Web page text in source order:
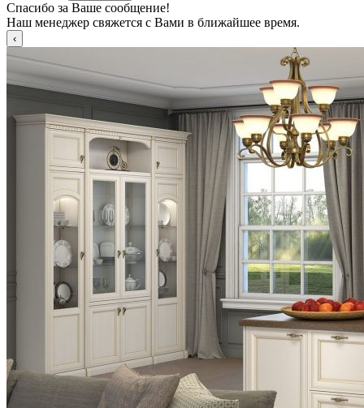
Спасибо за Ваше сообщение!
Наш менеджер свяжется с Вами в ближайшее время.